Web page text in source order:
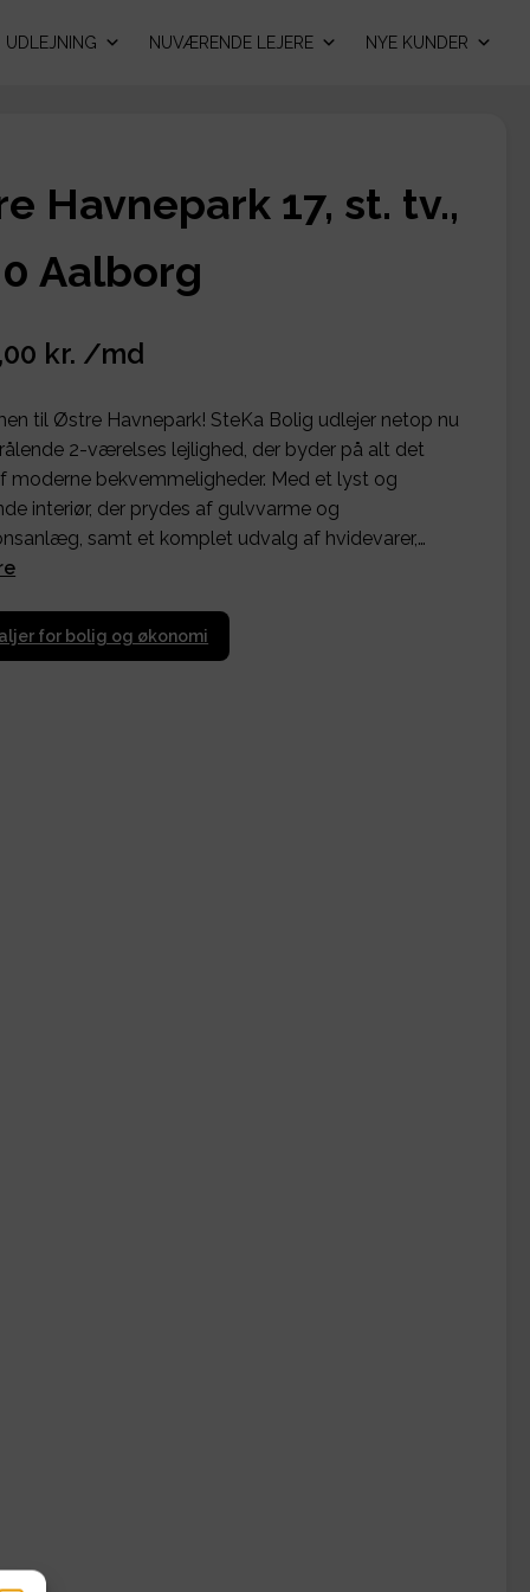
UDLEJNING NUVÆRENDE LEJERE NYE KUNDER
Havnepark 17, st. tv.,
Aalborg
kr. /md
til Østre Havnepark! SteKa Bolig udlejer netop nu
2-værelses lejlighed, der byder på alt det
moderne bekvemmeligheder. Med et lyst og
interiør, der prydes af gulvvarme og
samt et komplet udvalg af hvidevarer,…
for bolig og økonomi